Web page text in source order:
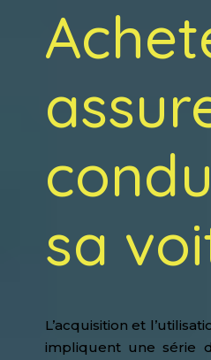
sa
L’acquisition et
impliquent une série